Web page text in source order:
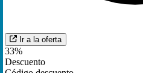
Ir a la oferta
33%
Descuento